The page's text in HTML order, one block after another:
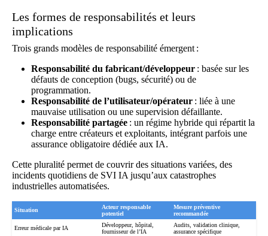
Les formes de responsabilités et leurs
implications
Trois grands modèles de responsabilité émergent :
Responsabilité du fabricant/développeur : basée sur les
défauts de conception (bugs, sécurité) ou de
programmation.
Responsabilité de l’utilisateur/opérateur : liée à une
mauvaise utilisation ou une supervision défaillante.
Responsabilité partagée : un régime hybride qui répartit la
charge entre créateurs et exploitants, intégrant parfois une
assurance obligatoire dédiée aux IA.
Cette pluralité permet de couvrir des situations variées, des
incidents quotidiens de SVI IA jusqu’aux catastrophes
industrielles automatisées.
Situation
Acteur responsable
potentiel
Mesure préventive
recommandée
Erreur médicale par IA
Développeur, hôpital,
fournisseur de l’IA
Audits, validation clinique,
assurance spécifique